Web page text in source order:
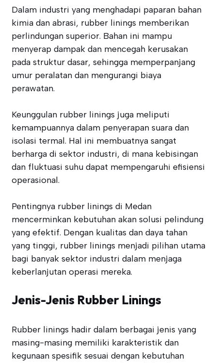
Dalam industri yang menghadapi paparan bahan
kimia dan abrasi, rubber linings memberikan
perlindungan superior. Bahan ini mampu
menyerap dampak dan mencegah kerusakan
pada struktur dasar, sehingga memperpanjang
umur peralatan dan mengurangi biaya
perawatan.
Keunggulan rubber linings juga meliputi
kemampuannya dalam penyerapan suara dan
isolasi termal. Hal ini membuatnya sangat
berharga di sektor industri, di mana kebisingan
dan fluktuasi suhu dapat mempengaruhi efisiensi
operasional.
Pentingnya rubber linings di Medan
mencerminkan kebutuhan akan solusi pelindung
yang efektif. Dengan kualitas dan daya tahan
yang tinggi, rubber linings menjadi pilihan utama
bagi banyak sektor industri dalam menjaga
keberlanjutan operasi mereka.
Jenis-Jenis Rubber Linings
Rubber linings hadir dalam berbagai jenis yang
masing-masing memiliki karakteristik dan
kegunaan spesifik sesuai dengan kebutuhan